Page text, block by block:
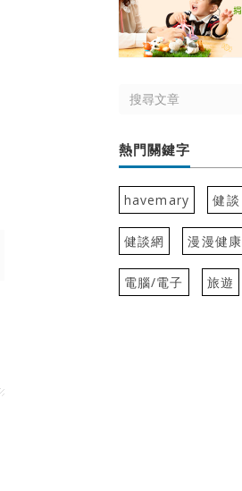
熱門關鍵字
havemary 健談
健談網 漫漫健康
電腦/電子 旅遊